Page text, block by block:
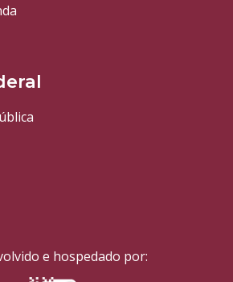
e hospedado por: